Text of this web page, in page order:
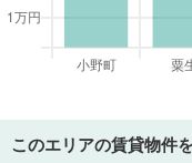
このエリアの賃貸物件